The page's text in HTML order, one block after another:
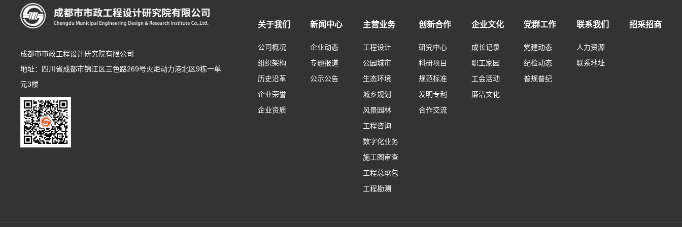
成都市市政工程设计研究院有限公司
地址：四川省成都市锦江区三色路269号火炬动力港北区9栋一单
元3楼
关于我们
公司概况
组织架构
历史沿革
企业荣誉
企业资质
新闻中心
企业动态
专题报道
公示公告
主营业务
工程设计
公园城市
生态环境
城乡规划
风景园林
工程咨询
数字化业务
施工图审查
工程总承包
工程勘测
创新合作
研究中心
科研项目
规范标准
发明专利
合作交流
企业文化
成长记录
职工家园
工会活动
廉洁文化
党群工作
党建动态
纪检动态
普规普纪
联系我们
人力资源
联系地址
招采招商